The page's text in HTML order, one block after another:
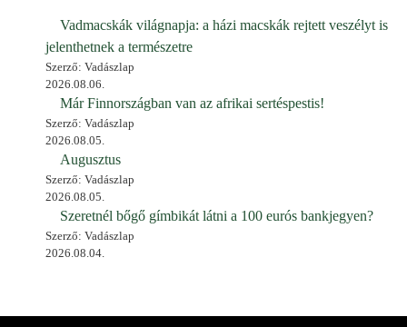
Vadmacskák világnapja: a házi macskák rejtett veszélyt is
jelenthetnek a természetre
Szerző: Vadászlap
2026.08.06.
Már Finnországban van az afrikai sertéspestis!
Szerző: Vadászlap
2026.08.05.
Augusztus
Szerző: Vadászlap
2026.08.05.
Szeretnél bőgő gímbikát látni a 100 eurós bankjegyen?
Szerző: Vadászlap
2026.08.04.